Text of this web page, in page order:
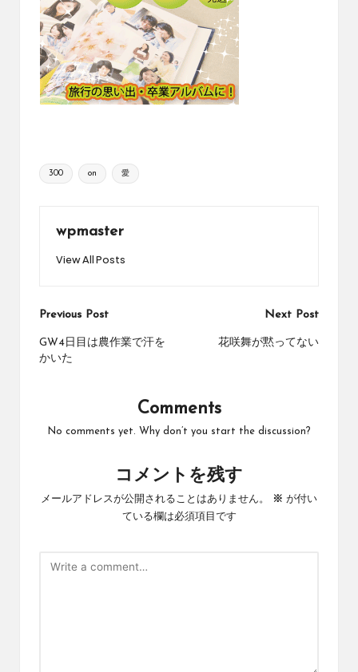
Tags:
300 on 愛
wpmaster
View All Posts
Post
navigation
Previous Post
GW4日目は農作業で汗を
かいた
Next Post
花咲舞が黙ってない
Comments
No comments yet. Why don’t you start the discussion?
コメントを残す
メールアドレスが公開されることはありません。 ※ が付い
ている欄は必須項目です